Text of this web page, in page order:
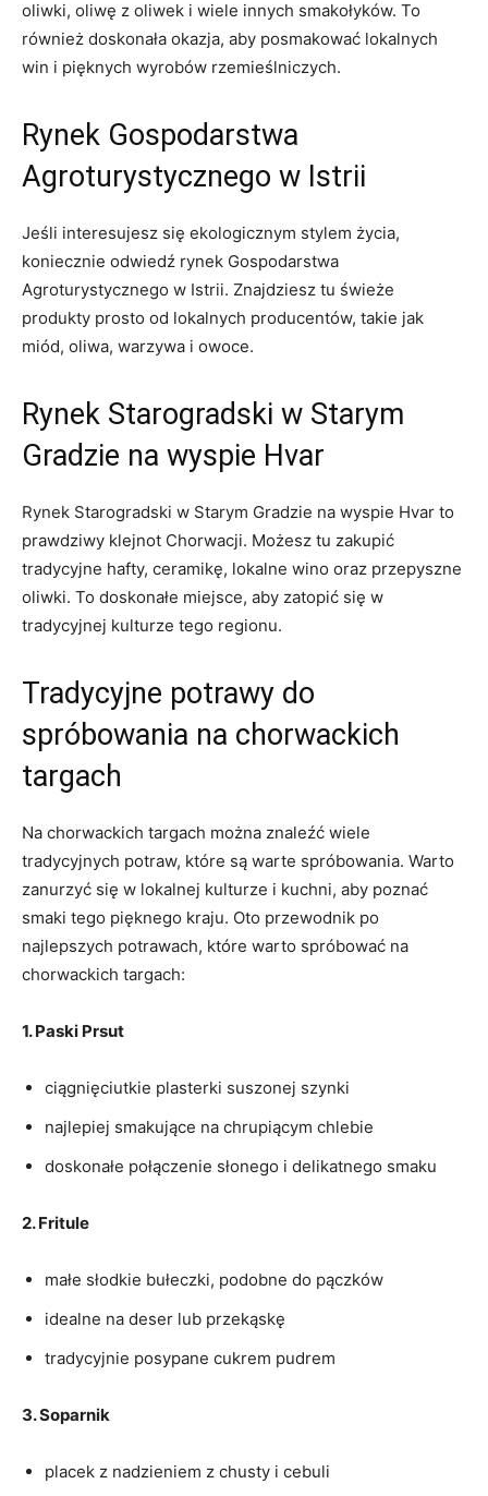
oliwki, oliwę z oliwek ‍i wiele⁤ innych smakołyków. To
również doskonała okazja, aby​ posmakować lokalnych
‌win i pięknych wyrobów rzemieślniczych.
Rynek ⁢Gospodarstwa
Agroturystycznego w Istrii
Jeśli interesujesz się ekologicznym stylem życia,
koniecznie odwiedź rynek Gospodarstwa
Agroturystycznego w Istrii. Znajdziesz tu świeże
produkty prosto od lokalnych‌ producentów, takie ‌jak
miód, oliwa, warzywa i owoce.
Rynek Starogradski w ‍Starym
Gradzie na ‌wyspie Hvar
Rynek Starogradski w Starym Gradzie​ na wyspie ‍Hvar to
prawdziwy klejnot Chorwacji. Możesz​ tu zakupić⁤
tradycyjne hafty, ceramikę, lokalne‍ wino⁢ oraz przepyszne
oliwki. To‍ doskonałe miejsce, aby zatopić się w
tradycyjnej kulturze ⁤tego regionu.
Tradycyjne potrawy do
spróbowania na ⁤chorwackich
targach
Na chorwackich targach można znaleźć⁢ wiele
tradycyjnych potraw, które są warte ⁤spróbowania. Warto
‌zanurzyć⁢ się w lokalnej kulturze​ i kuchni,⁢ aby poznać
smaki tego ⁤pięknego kraju. Oto przewodnik po
najlepszych potrawach, ⁣które warto ‌spróbować na
chorwackich targach:
1. Paski Prsut
ciągnięciutkie plasterki suszonej szynki
najlepiej smakujące‌ na chrupiącym chlebie
doskonałe połączenie słonego i delikatnego⁢ smaku
2.⁤ Fritule
małe słodkie‌ bułeczki, podobne do pączków
idealne na deser lub​ przekąskę
tradycyjnie posypane cukrem pudrem
3. Soparnik
placek z nadzieniem z chusty i cebuli